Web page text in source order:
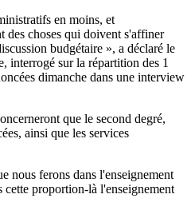
en moins, et
des choses qui doivent s'affiner
budgétaire », a déclaré le
interrogé sur la répartition des 1
dimanche dans une interview
que le second degré,
ainsi que les services
nous ferons dans l'enseignement
proportion-là l'enseignement